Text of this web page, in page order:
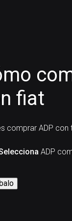
fiat
comprar ADP
ADP